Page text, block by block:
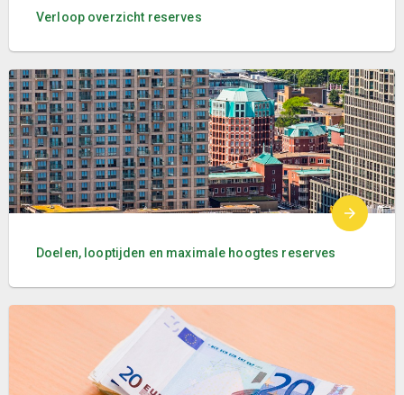
Verloop overzicht reserves
Doelen, looptijden en maximale hoogtes reserves